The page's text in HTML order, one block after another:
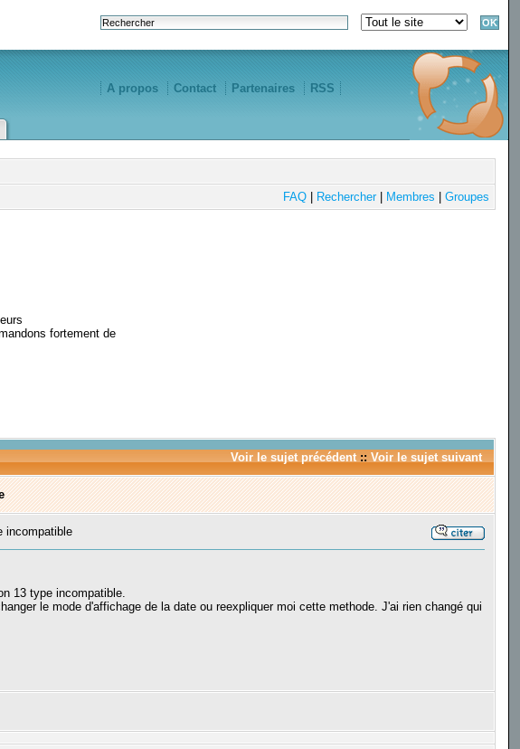
A propos Contact Partenaires RSS
FAQ| Rechercher| Membres Groupes
fortement de
Voir le sujet précédent:: Voir le sujet suivant
incompatible
13 type incompatible.
le mode d'affichage de la date ou reexpliquer moi cette methode. J'ai rien changé qui